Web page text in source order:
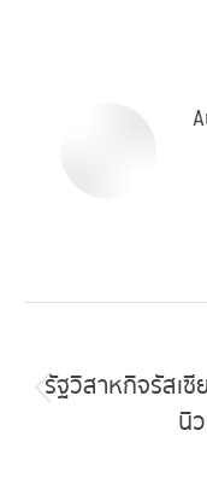
navigation
รัฐวิสาหกิจรัสเซี
นิ